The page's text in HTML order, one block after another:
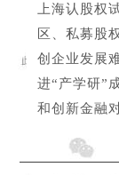
上海认股权
区、私募股
创企业发展
进“产学研”
和创新金融